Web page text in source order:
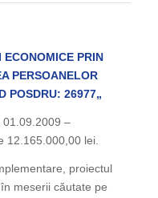
ECONOMICE PRIN
PERSOANELOR
POSDRU: 26977„
–
12.165.000,00 lei.
proiectul
meserii căutate pe